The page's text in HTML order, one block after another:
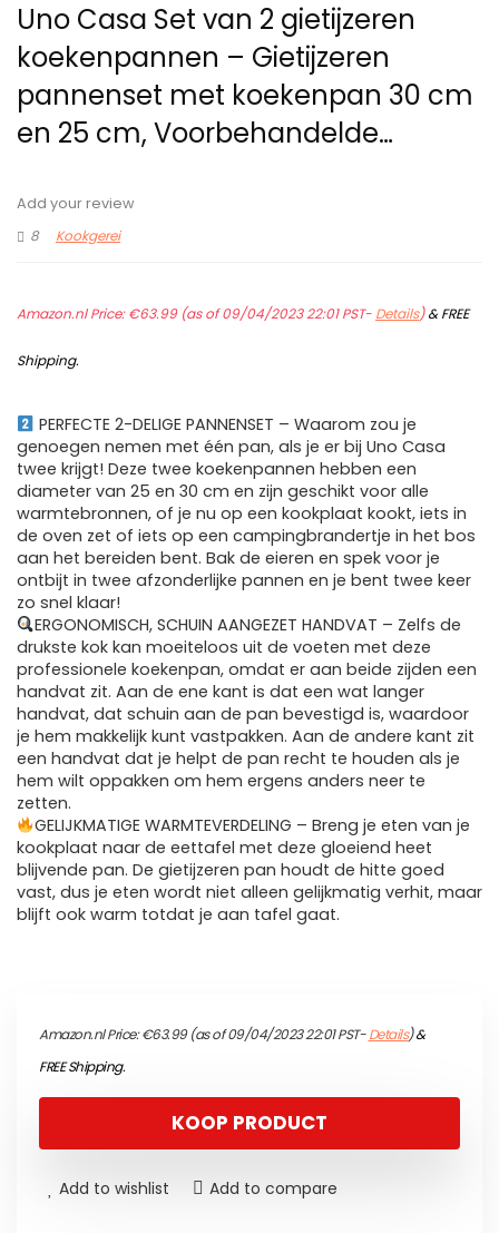
Uno Casa Set van 2 gietijzeren
koekenpannen – Gietijzeren
pannenset met koekenpan 30 cm
en 25 cm, Voorbehandelde…
Add your review
8
Kookgerei
Amazon.nl Price:€63.99(as of 09/04/2023 22:01 PST- Details)&FREE
Shipping.
PERFECTE 2-DELIGE PANNENSET – Waarom zou je
genoegen nemen met één pan, als je er bij Uno Casa
twee krijgt! Deze twee koekenpannen hebben een
diameter van 25 en 30 cm en zijn geschikt voor alle
warmtebronnen, of je nu op een kookplaat kookt, iets in
de oven zet of iets op een campingbrandertje in het bos
aan het bereiden bent. Bak de eieren en spek voor je
ontbijt in twee afzonderlijke pannen en je bent twee keer
zo snel klaar!
ERGONOMISCH, SCHUIN AANGEZET HANDVAT – Zelfs de
drukste kok kan moeiteloos uit de voeten met deze
professionele koekenpan, omdat er aan beide zijden een
handvat zit. Aan de ene kant is dat een wat langer
handvat, dat schuin aan de pan bevestigd is, waardoor
je hem makkelijk kunt vastpakken. Aan de andere kant zit
een handvat dat je helpt de pan recht te houden als je
hem wilt oppakken om hem ergens anders neer te
zetten.
GELIJKMATIGE WARMTEVERDELING – Breng je eten van je
kookplaat naar de eettafel met deze gloeiend heet
blijvende pan. De gietijzeren pan houdt de hitte goed
vast, dus je eten wordt niet alleen gelijkmatig verhit, maar
blijft ook warm totdat je aan tafel gaat.
Amazon.nl Price:€63.99(as of 09/04/2023 22:01 PST-Details)&
FREE Shipping.
KOOP PRODUCT
Add to wishlist Add to compare